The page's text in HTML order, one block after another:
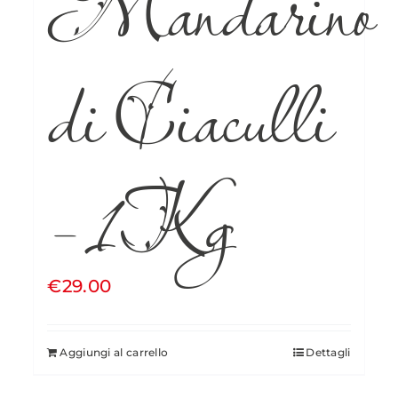
di Ciaculli
– 1Kg
€29.00
Aggiungi al carrello Dettagli